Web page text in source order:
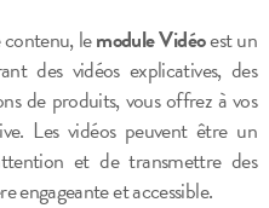
lemodule Vidéoest un
des vidéos explicatives, des
de produits, vous offrez à vos
Les vidéos peuvent être un
et de transmettre des
engageante et accessible.